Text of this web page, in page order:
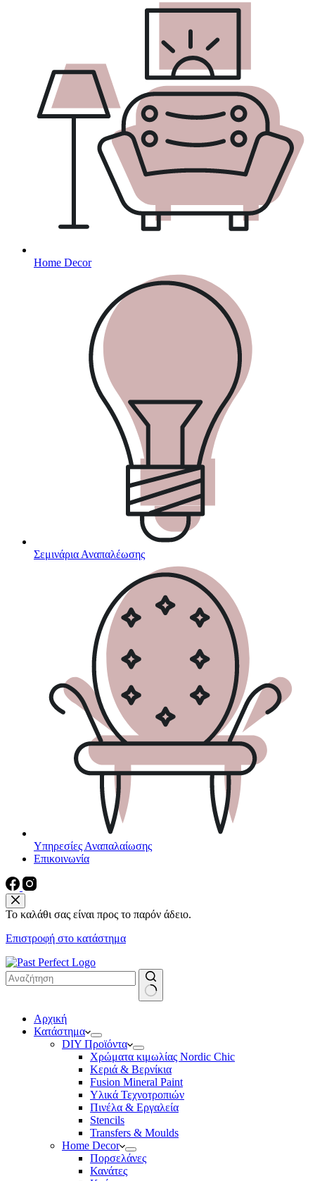
Home Decor
Σεμινάρια Αναπαλέωσης
Υπηρεσίες Αναπαλαίωσης
Επικοινωνία
Το καλάθι σας είναι προς το παρόν άδειο.
Επιστροφή στο κατάστημα
results
Αρχική
Κατάστημα
DIY Προϊόντα
Χρώματα κιμωλίας Nordic Chic
Κεριά & Βερνίκια
Fusion Mineral Paint
Υλικά Τεχνοτροπιών
Πινέλα & Εργαλεία
Stencils
Transfers & Moulds
Home Decor
Πορσελάνες
Κανάτες